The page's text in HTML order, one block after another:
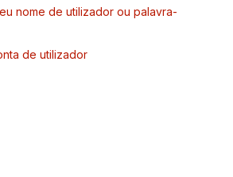
nome de utilizador ou palavra-
de utilizador